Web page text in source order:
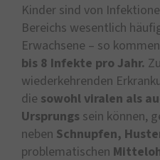
Kinder sind von
Bereichs wesentlich
Erwachsene – so
bis 8 Infekte pro Jahr.
wiederkehrenden
die sowohl viralen als
Ursprungs sein können,
neben Schnupfen,
problematischen